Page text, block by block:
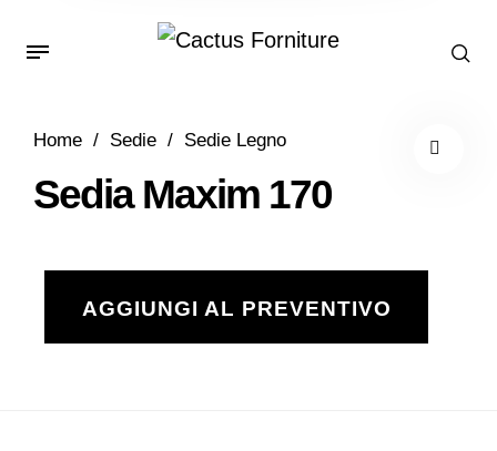
Home / Sedie / Sedie Legno
Sedia Maxim 170
AGGIUNGI AL PREVENTIVO